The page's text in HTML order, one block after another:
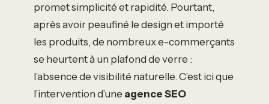
promet simplicité et rapidité. Pourtant,
après avoir peaufiné le design et importé
les produits, de nombreux e-commerçants
se heurtent à un plafond de verre :
l’absence de visibilité naturelle. C’est ici que
l’intervention d’une agence SEO